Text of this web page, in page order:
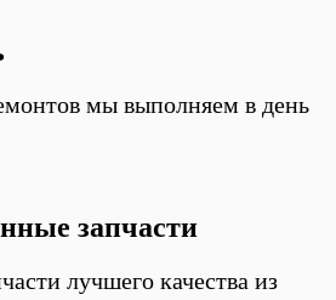
мы выполняем в день
запчасти
лучшего качества из